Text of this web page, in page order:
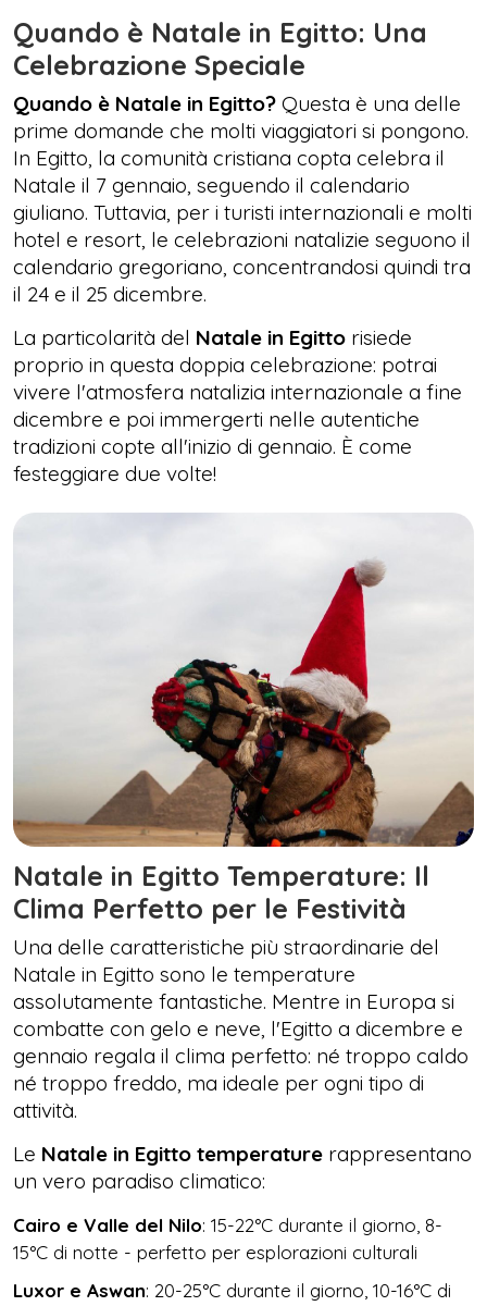
Quando è Natale in Egitto: Una
Celebrazione Speciale
Quando è Natale in Egitto? Questa è una delle
prime domande che molti viaggiatori si pongono.
In Egitto, la comunità cristiana copta celebra il
Natale il 7 gennaio, seguendo il calendario
giuliano. Tuttavia, per i turisti internazionali e molti
hotel e resort, le celebrazioni natalizie seguono il
calendario gregoriano, concentrandosi quindi tra
il 24 e il 25 dicembre.
La particolarità del Natale in Egitto risiede
proprio in questa doppia celebrazione: potrai
vivere l'atmosfera natalizia internazionale a fine
dicembre e poi immergerti nelle autentiche
tradizioni copte all'inizio di gennaio. È come
festeggiare due volte!
Natale in Egitto Temperature: Il
Clima Perfetto per le Festività
Una delle caratteristiche più straordinarie del
Natale in Egitto sono le temperature
assolutamente fantastiche. Mentre in Europa si
combatte con gelo e neve, l'Egitto a dicembre e
gennaio regala il clima perfetto: né troppo caldo
né troppo freddo, ma ideale per ogni tipo di
attività.
Le Natale in Egitto temperature rappresentano
un vero paradiso climatico:
Cairo e Valle del Nilo: 15-22°C durante il giorno, 8-
15°C di notte - perfetto per esplorazioni culturali
Luxor e Aswan: 20-25°C durante il giorno, 10-16°C di